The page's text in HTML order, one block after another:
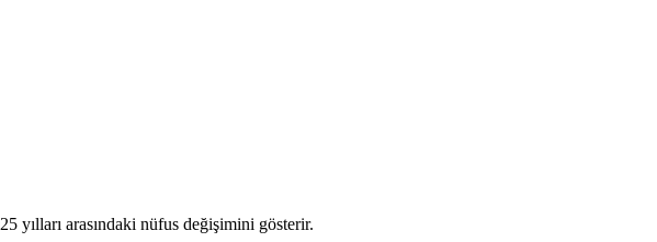
yılları arasındaki nüfus değişimini gösterir.